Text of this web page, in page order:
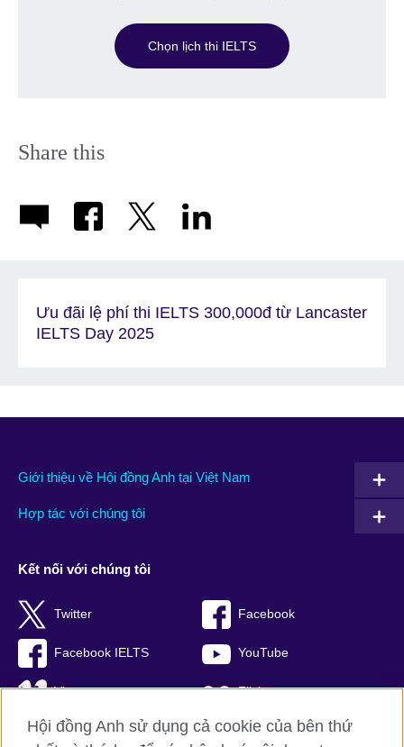
Chọn lịch thi IELTS
Share this
Ưu đãi lệ phí thi IELTS 300,000đ từ Lancaster
IELTS Day 2025
Giới thiệu về Hội đồng Anh tại Việt Nam
Hợp tác với chúng tôi
Kết nối với chúng tôi
Twitter Facebook
Facebook IELTS YouTube
Vimeo Flickr
RSS TikTok
Hội đồng Anh sử dụng cả cookie của bên thứ